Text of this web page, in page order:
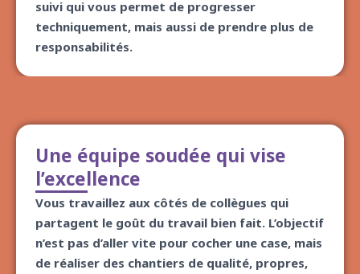
suivi qui vous permet de progresser
techniquement, mais aussi de prendre plus de
responsabilités.
Une équipe soudée qui vise
l’excellence
Vous travaillez aux côtés de collègues qui
partagent le goût du travail bien fait. L’objectif
n’est pas d’aller vite pour cocher une case, mais
de réaliser des chantiers de qualité, propres,